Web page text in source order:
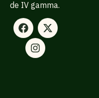
de IV gamma.